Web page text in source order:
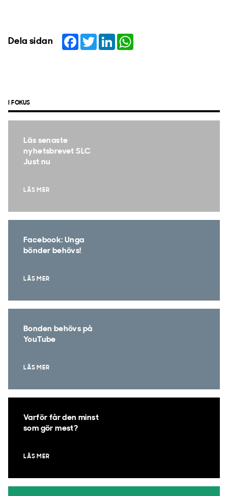
Dela sidan Facebook
TwitterLinkedIn
I FOKUS
Läs senaste
nyhetsbrevet SLC
Just nu
LÄS MER
Facebook: Unga
bönder behövs!
LÄS MER
Bonden behövs på
YouTube
LÄS MER
Varför får den minst
som gör mest?
LÄS MER